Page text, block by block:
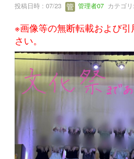
投稿日時 : 07/23 管理者07 カテゴリ:
※画像等の無断転載および
さい。